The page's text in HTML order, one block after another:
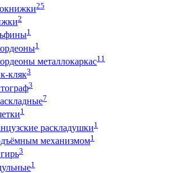
25
2
1
1
металлокаркас11
кляк3
3
7
1
раскладушки1
механизмом1
3
1